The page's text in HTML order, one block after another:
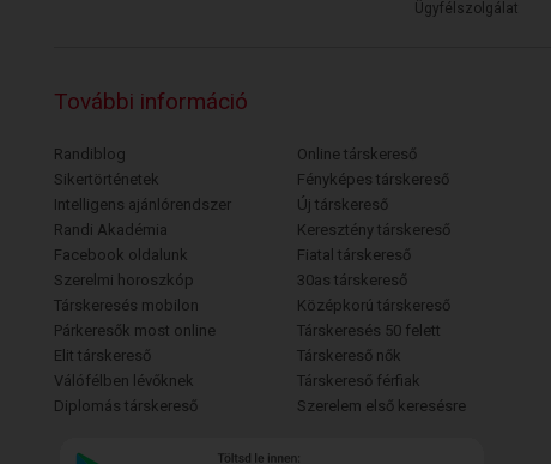
Ügyfélszolgálat
További információ
Randiblog
Sikertörténetek
Intelligens ajánlórendszer
Randi Akadémia
Facebook oldalunk
Szerelmi horoszkóp
Társkeresés mobilon
Párkeresők most online
Elit társkereső
Válófélben lévőknek
Diplomás társkereső
Online társkereső
Fényképes társkereső
Új társkereső
Keresztény társkereső
Fiatal társkereső
30as társkereső
Középkorú társkereső
Társkeresés 50 felett
Társkereső nők
Társkereső férfiak
Szerelem első keresésre